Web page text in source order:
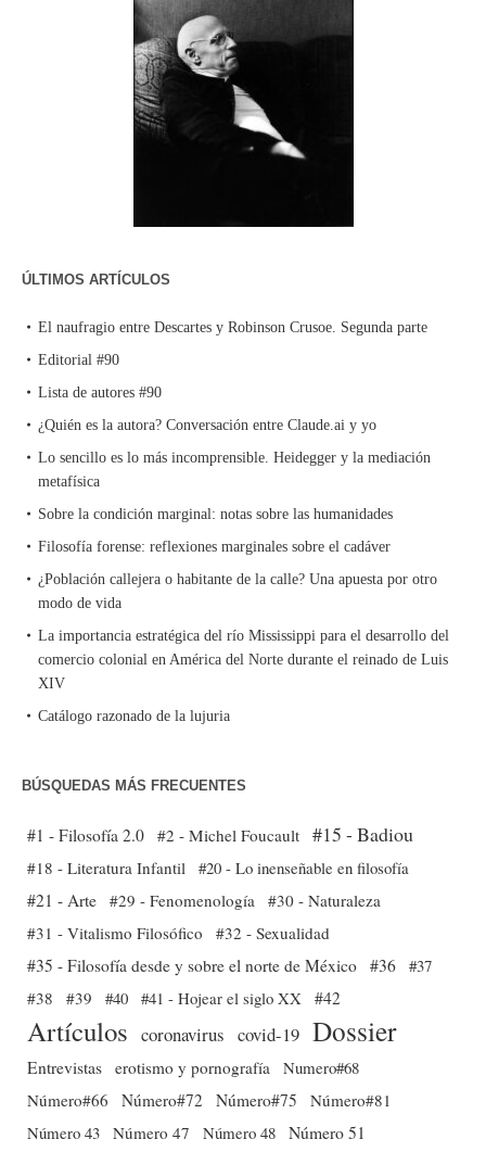
ÚLTIMOS ARTÍCULOS
El naufragio entre Descartes y Robinson Crusoe. Segunda parte
Editorial #90
Lista de autores #90
¿Quién es la autora? Conversación entre Claude.ai y yo
Lo sencillo es lo más incomprensible. Heidegger y la mediación
metafísica
Sobre la condición marginal: notas sobre las humanidades
Filosofía forense: reflexiones marginales sobre el cadáver
¿Población callejera o habitante de la calle? Una apuesta por otro
modo de vida
La importancia estratégica del río Mississippi para el desarrollo del
comercio colonial en América del Norte durante el reinado de Luis
XIV
Catálogo razonado de la lujuria
BÚSQUEDAS MÁS FRECUENTES
#1 - Filosofía 2.0 #2 - Michel Foucault #15 - Badiou
#18 - Literatura Infantil #20 - Lo inenseñable en filosofía
#21 - Arte #29 - Fenomenología
#30 - Naturaleza
#31 - Vitalismo Filosófico
#32 - Sexualidad
#35 - Filosofía desde y sobre el norte de México #36 #37
#38
#39 #40 #41 - Hojear el siglo XX #42
Artículos coronavirus covid-19 Dossier
Entrevistas erotismo y pornografía
Numero#68
Número#66
Número#72 Número#75
Número#81
Número 43 Número 47 Número 48 Número 51